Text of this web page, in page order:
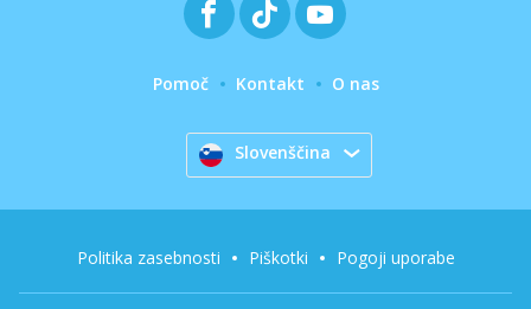
Pomoč Kontakt O nas
Slovenščina
Politika zasebnosti Piškotki Pogoji uporabe